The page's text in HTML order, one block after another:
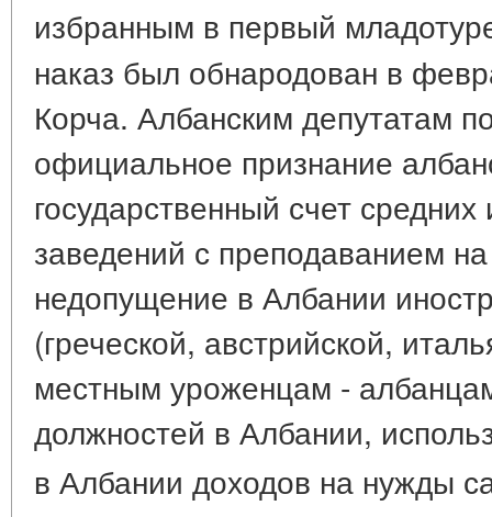
избранным в первый
наказ был обнародован в
Корча. Албанским депутатам
официальное признание
государственный счет
заведений с преподаванием
недопущение в Албании
(греческой, австрийской,
местным уроженцам -
должностей в Албании,
в Албании доходов на нужды